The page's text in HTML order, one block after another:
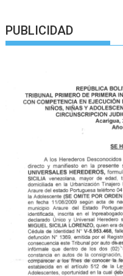
PUBLICIDAD